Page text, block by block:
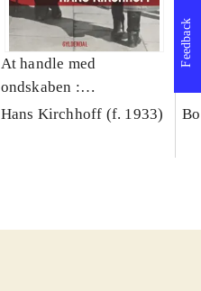
At handle med
ondskaben :
samarbejdspolitikken
Hans Kirchhoff (f. 1933)
Feedback